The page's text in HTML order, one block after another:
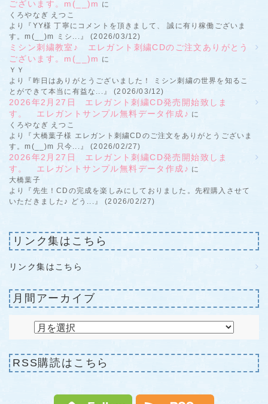
ございます。m(__)m に
くろやなぎ えつこ
より『YY様 丁寧にコメントを頂きまして、 誠に有り稼働ございま
す。m(__)m ミシ...』 (2026/03/12)
ミシン刺繍教室♪ エレガント刺繍CDのご注文ありがとう
ございます。m(__)m に
ＹＹ
より『昨日はありがとうございました！ ミシン刺繍の世界を知るこ
とができて本当に有益な...』 (2026/03/12)
2026年2月27日 エレガント刺繍CD発売開始致しま
す。 エレガントサンプル無料データ作成♪ に
くろやなぎ えつこ
より『大橋葉子様 エレガント刺繍CDのご注文をありがとうございま
す。m(__)m 只今...』 (2026/02/27)
2026年2月27日 エレガント刺繍CD発売開始致しま
す。 エレガントサンプル無料データ作成♪ に
大橋葉子
より『先生！CDの完成を楽しみにしておりました。先程購入させて
いただきました♪ どう...』 (2026/02/27)
リンク集はこちら
リンク集はこちら
月間アーカイブ
RSS購読はこちら